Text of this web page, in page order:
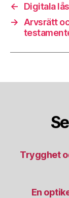
←
Digitala
→
Arvsrätt
Trygghet
En